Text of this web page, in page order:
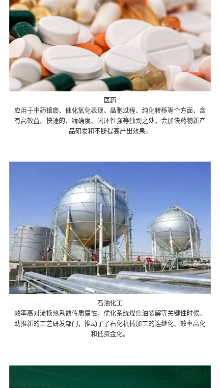
医药
应用于中药镶嵌、催化氧化表现、晶胞过程、纯化转移等个方面，含
有高效益、快速的、精确度、闭环性强等独到之处，会加快药物新产
品研发和不断提高产出效果。
石油化工
效率高对流换热系数传质属性，优化系统煤焦油裂解等关键性时候。
助推新的工艺研发部门，推动了了石化机械加工的连继化、效率高化
和低资金化。